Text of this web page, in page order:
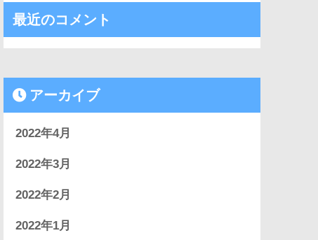
最近のコメント
アーカイブ
2022年4月
2022年3月
2022年2月
2022年1月